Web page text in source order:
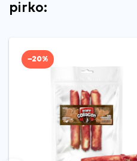
pirko:
−20%